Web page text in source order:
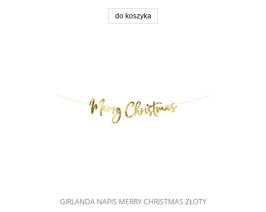
do koszyka
GIRLANDA NAPIS MERRY CHRISTMAS ZŁOTY